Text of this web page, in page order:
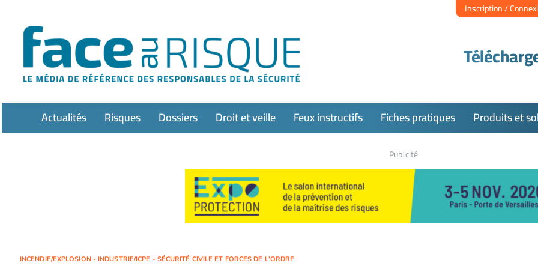
contenu
Inscription /
Actualités Risques Dossiers Droit et veille Feux instructifs Fiches pratiques Produits et
Publicité
INCENDIE/EXPLOSION - INDUSTRIE/ICPE - SÉCURITÉ CIVILE ET FORCES DE L'ORDRE